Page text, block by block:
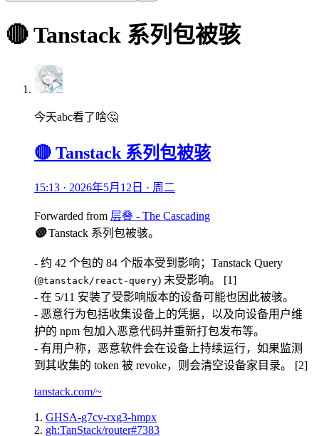
🔴 Tanstack 系列包被骇
今天abc看了啥🤔
🔴 Tanstack 系列包被骇
15:13 · 2026年5月12日 · 周二
Forwarded from 层叠 - The Cascading
🔴Tanstack 系列包被骇。
- 约 42 个包的 84 个版本受到影响；Tanstack Query
(@tanstack/react-query) 未受影响。 [1]
- 在 5/11 安装了受影响版本的设备可能也因此被骇。
- 恶意行为包括收集设备上的凭据，以及向设备用户维
护的 npm 包加入恶意代码并重新打包发布等。
- 有用户称，恶意软件会在设备上持续运行，如果监测
到其收集的 token 被 revoke，则会清空设备家目录。 [2]
tanstack.com/~
1. GHSA-g7cv-rxg3-hmpx
2. gh:TanStack/router#7383